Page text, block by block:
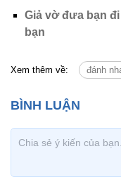
Giả vờ đưa bạn
bạn
Xem thêm về: đánh